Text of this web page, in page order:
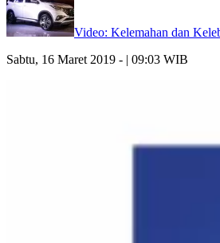
Video: Kelemahan dan
Sabtu, 16 Maret 2019 - | 09:03 WIB